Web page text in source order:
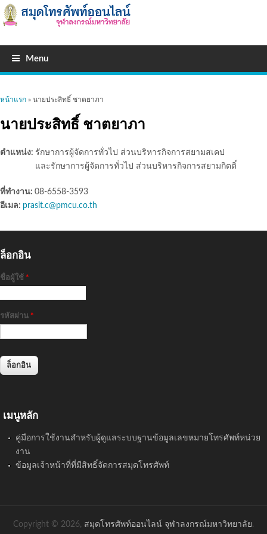
Menu
คุณอยู่ที่นี่
หน้าแรก » นายประสิทธิ์ ชาตยาภา
นายประสิทธิ์ ชาตยาภา
ตำแหน่ง: รักษาการผู้จัดการทั่วไป ส่วนบริหารกิจการสยามสเคป
และรักษาการผู้จัดการทั่วไป ส่วนบริหารกิจการสยามกิตติ์
ที่ทำงาน: 08-6558-3593
อีเมล: prasit.c@pmcu.co.th
ล็อกอิน
ชื่อผู้ใช้ *
รหัสผ่าน *
เมนูหลัก
คู่มือการใช้งานสำหรับผู้ดูแลระบบฐานข้อมูลเลขหมายโทรศัพท์หน่วย
งาน
ข้อมูลเจ้าหน้าที่ที่มีสิทธิ์จัดการสมุดโทรศัพท์
Copyright © 2026, สมุดโทรศัพท์ออนไลน์ จุฬาลงกรณ์มหาวิทยาลัย.